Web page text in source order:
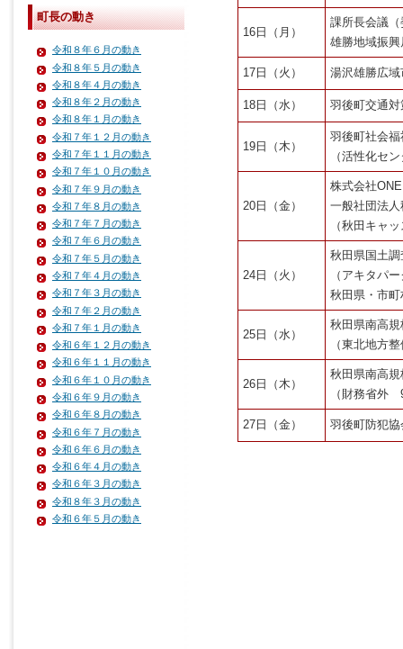
16日（月）
課所長会議
雄勝地域振
17日（火） 湯沢雄勝広
18日（水） 羽後町交通
19日（木）
羽後町社会
（活性化セ
20日（金）
株式会社
一般社団法
（秋田キャ
24日（火）
秋田県国土
（アキタパ
秋田県・市
25日（水）
秋田県南高
（東北地方
26日（木）
秋田県南高
（財務省外
27日（金） 羽後町防犯
町長の動き
令和８年６月の動き
令和８年５月の動き
令和８年４月の動き
令和８年２月の動き
令和８年１月の動き
令和７年１２月の動き
令和７年１１月の動き
令和７年１０月の動き
令和７年９月の動き
令和７年８月の動き
令和７年７月の動き
令和７年６月の動き
令和７年５月の動き
令和７年４月の動き
令和７年３月の動き
令和７年２月の動き
令和７年１月の動き
令和６年１２月の動き
令和６年１１月の動き
令和６年１０月の動き
令和６年９月の動き
令和６年８月の動き
令和６年７月の動き
令和６年６月の動き
令和６年４月の動き
令和６年３月の動き
令和８年３月の動き
令和６年５月の動き